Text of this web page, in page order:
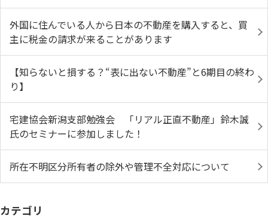
外国に住んでいる人から日本の不動産を購入すると、買
主に税金の請求が来ることがあります
【知らないと損する？“表に出ない不動産”と6期目の終わ
り】
宅建協会新潟支部勉強会 「リアル正直不動産」鈴木誠
氏のセミナーに参加しました！
所在不明区分所有者の除外や管理不全対応について
カテゴリ